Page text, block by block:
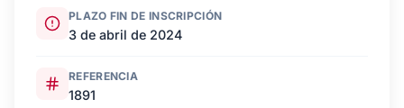
PLAZO FIN DE INSCRIPCIÓN
3 de abril de 2024
REFERENCIA
1891